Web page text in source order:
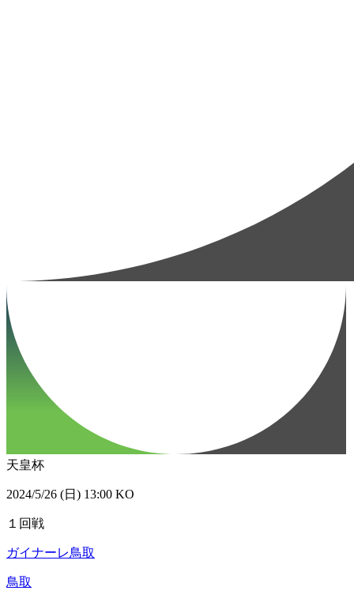
天皇杯
2024/5/26 (日) 13:00 KO
１回戦
ガイナーレ鳥取
鳥取